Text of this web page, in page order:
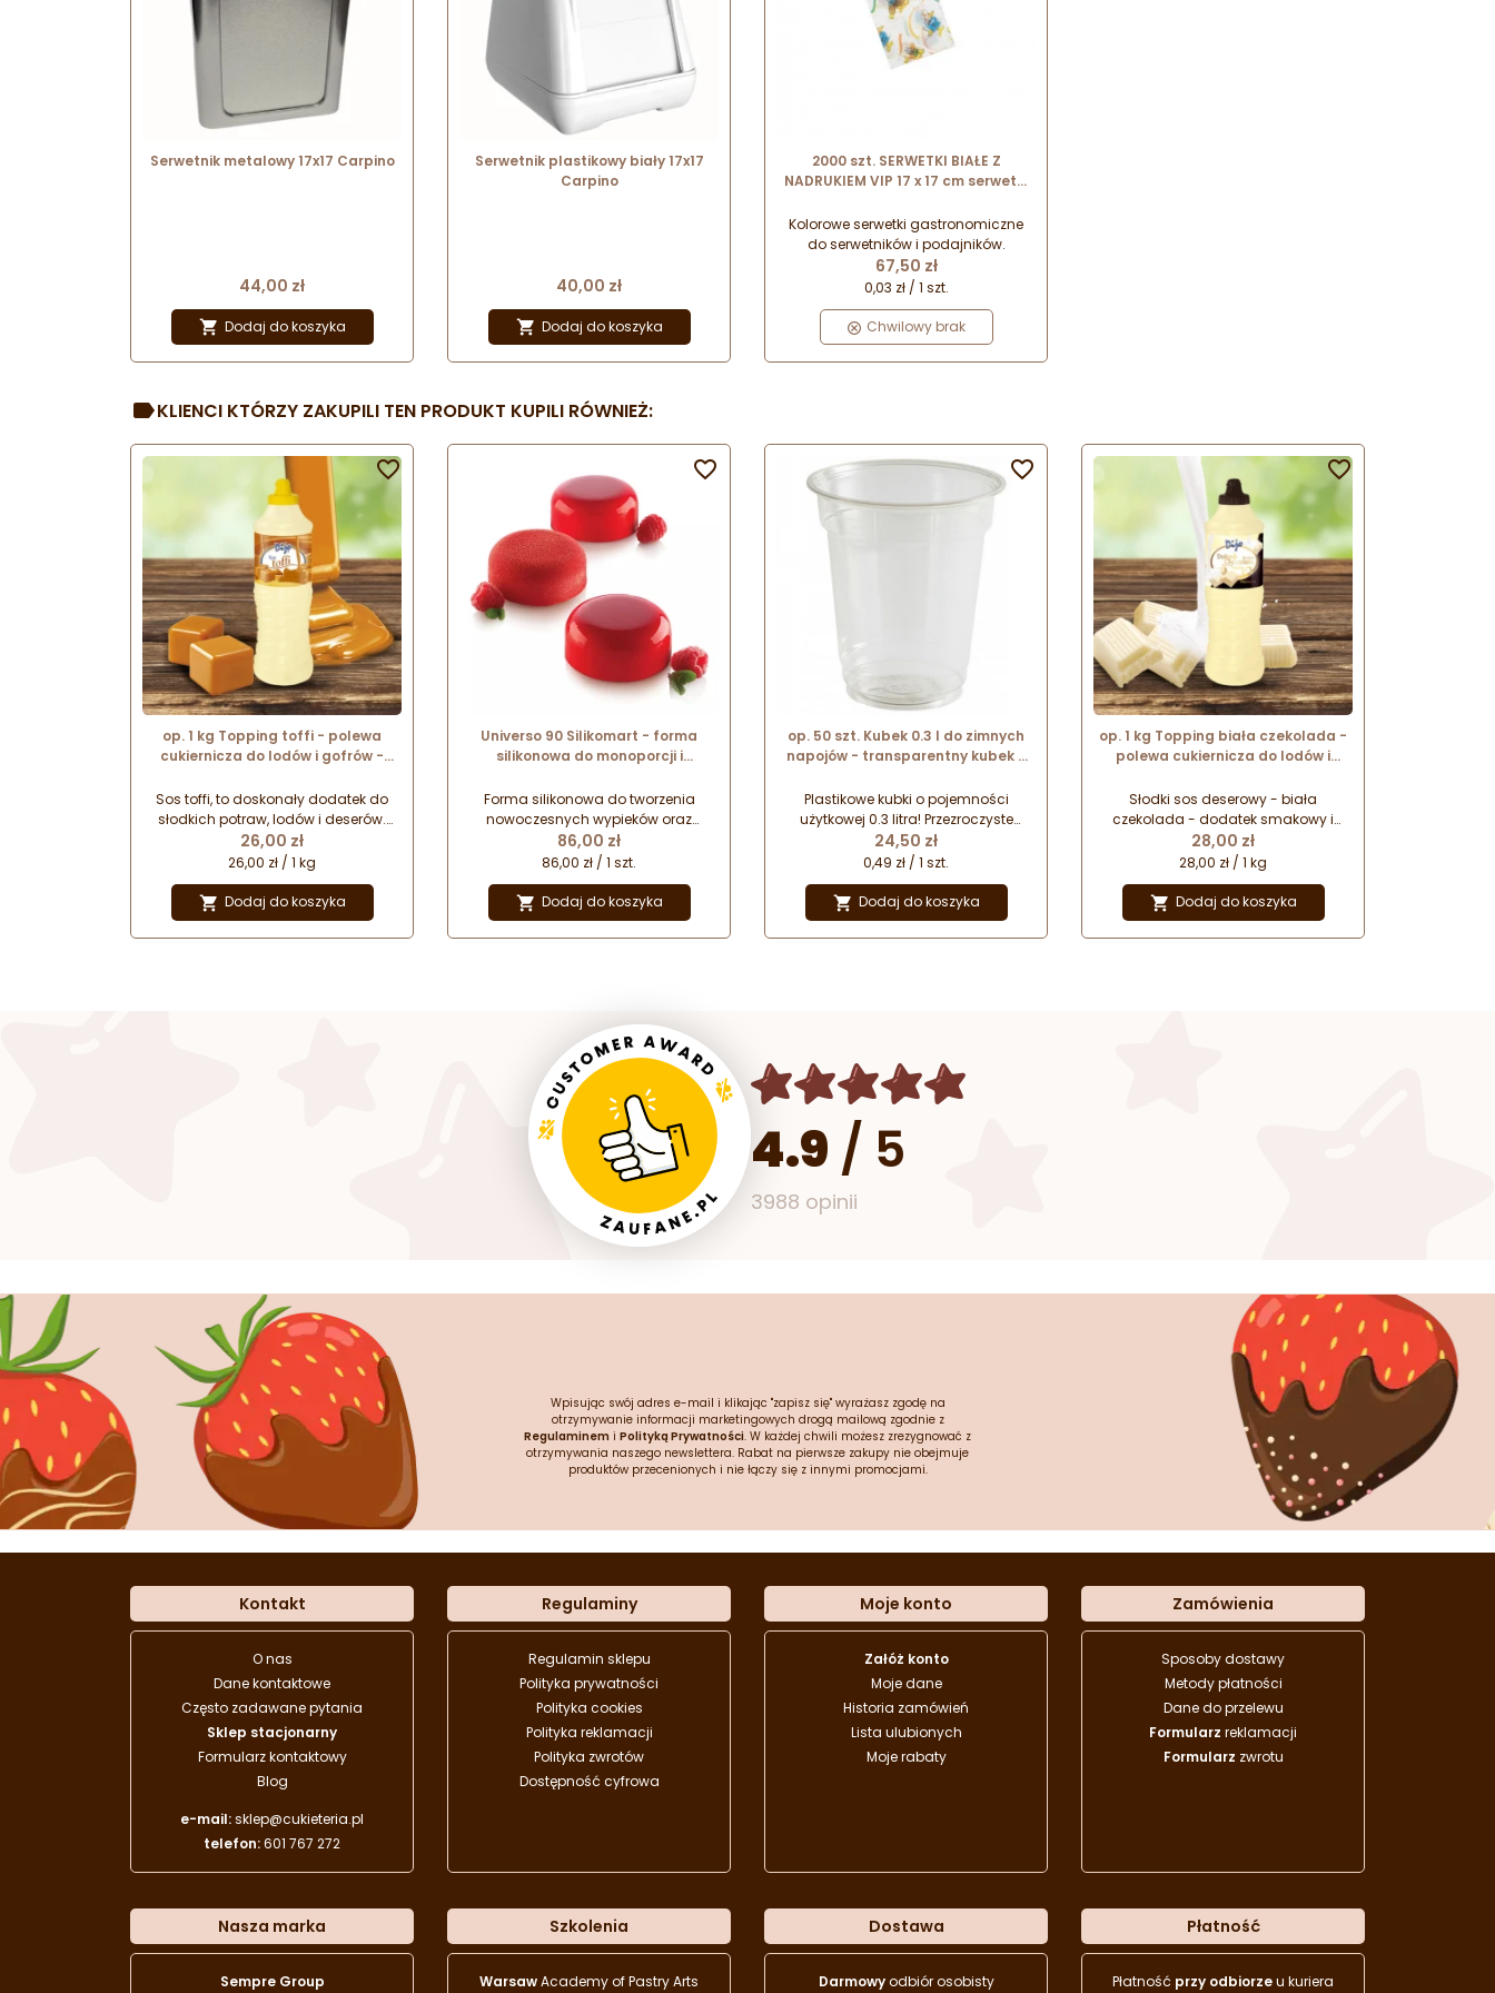
Serwetnik metalowy 17x17 Carpino
Cena
44,00 zł
 Dodaj do koszyka
Serwetnik plastikowy biały 17x17
Carpino
Cena
40,00 zł
 Dodaj do koszyka
2000 szt. SERWETKI BIAŁE Z
NADRUKIEM VIP 17 x 17 cm serwetki
podajnika
Kolorowe serwetki gastronomiczne
do serwetników i podajników.
Cena
67,50 zł
0,03 zł / 1 szt.
Chwilowy brak
KLIENCI KTÓRZY ZAKUPILI TEN PRODUKT KUPILI RÓWNIEŻ:
op. 1 kg Topping toffi - polewa
cukiernicza do lodów i gofrów -
Sos toffi, to doskonały dodatek do
słodkich potraw, lodów i deserów.
Znakomicie podkreśla smak ciast,
naleśników i sałatek owocowych.
Aksamitna polewa o uniwersalnym
zastosowaniu. Musisz spróbować!
Cena
26,00 zł
26,00 zł / 1 kg
 Dodaj do koszyka

Universo 90 Silikomart - forma
silikonowa do monoporcji i
90 ml x 6 porcji
Forma silikonowa do tworzenia
nowoczesnych wypieków oraz
deserów mrożonych. Uniwersalne
zastosowanie i łatwość użycia
gwarantują zawsze doskonały efekt,
niezależnie od tego jaką formę
deseru przygotujesz.
Cena
86,00 zł
86,00 zł / 1 szt.
 Dodaj do koszyka

op. 50 szt. Kubek 0.3 l do zimnych
napojów - transparentny kubek z
x wys. 117 mm
Plastikowe kubki o pojemności
użytkowej 0.3 litra! Przezroczyste
kubki jednorazowego użytku do
serwowania bezalkoholowych,
zimnych napojów. Wykonane z
tworzywa pochodzącego z
recyklingu. Kubki sprzedawane są
bez pokrywki!
Cena
24,50 zł
0,49 zł / 1 szt.
 Dodaj do koszyka

op. 1 kg Topping biała czekolada -
polewa cukiernicza do lodów i
Słodki sos deserowy - biała
czekolada - dodatek smakowy i
dekoracyjny. Doskonale sprawdzi
się do deserów lodowych i gofrów z
bitą śmietaną. Będzie również
doskonałym uzupełnieniem
napojów kawowych i słodkich
potraw.
Cena
28,00 zł
28,00 zł / 1 kg
 Dodaj do koszyka

4.9 / 5
3988 opinii
Wpisując swój adres e-mail i klikając "zapisz się" wyrażasz zgodę na
otrzymywanie informacji marketingowych drogą mailową zgodnie z
Regulaminem i Polityką Prywatności. W każdej chwili możesz zrezygnować z
otrzymywania naszego newslettera. Rabat na pierwsze zakupy nie obejmuje
produktów przecenionych i nie łączy się z innymi promocjami.
Kontakt
O nas
Dane kontaktowe
Często zadawane pytania
Sklep stacjonarny
Formularz kontaktowy
Blog
e-mail:sklep@cukieteria.pl
telefon:601 767 272
Regulaminy
Regulamin sklepu
Polityka prywatności
Polityka cookies
Polityka reklamacji
Polityka zwrotów
Dostępność cyfrowa
Moje konto
Załóż konto
Moje dane
Historia zamówień
Lista ulubionych
Moje rabaty
Zamówienia
Sposoby dostawy
Metody płatności
Dane do przelewu
Formularz reklamacji
Formularz zwrotu
Nasza marka
Sempre Group
Szkolenia
WarsawAcademy of Pastry Arts
Dostawa
Darmowyodbiór osobisty
Płatność
Płatność przy odbiorzeu kuriera